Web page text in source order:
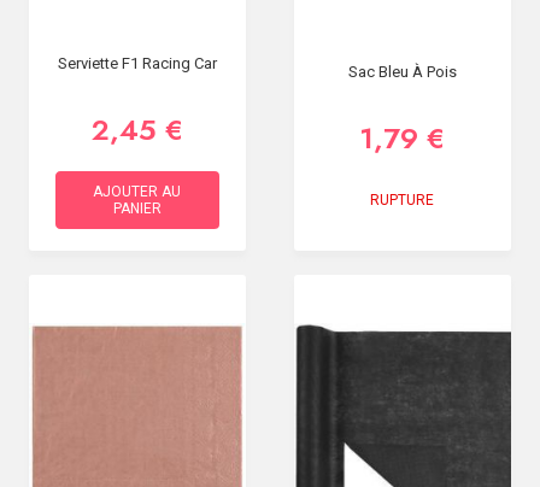
Serviette F1 Racing Car
2,45 €
AJOUTER AU
PANIER
Sac Bleu À Pois
1,79 €
RUPTURE